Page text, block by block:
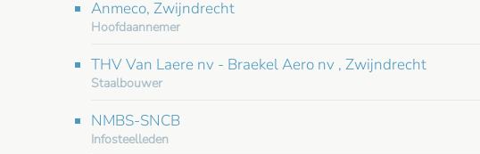
Anmeco, Zwijndrecht
Hoofdaannemer
THV Van Laere nv - Braekel Aero nv , Zwijndrecht
Staalbouwer
NMBS-SNCB
Infosteelleden